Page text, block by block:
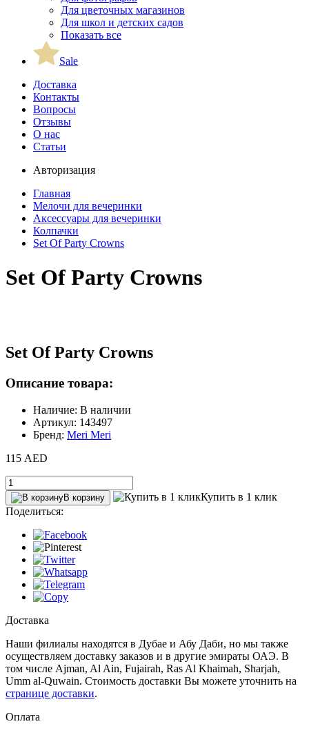
Для цветочных магазинов
Для школ и детских садов
Показать все
Sale
Доставка
Контакты
Вопросы
Отзывы
О нас
Статьи
Авторизация
Главная
Мелочи для вечеринки
Аксессуары для вечеринки
Колпачки
Set Of Party Crowns
Set Of Party Crowns
Set Of Party Crowns
Описание товара:
Наличие: В наличии
Артикул: 143497
Бренд: Meri Meri
115 AED
В корзину
Купить в 1 клик
Поделиться:
Доставка
Наши филиалы находятся в Дубае и Абу Даби, но мы также
осуществляем доставку заказов и в другие эмираты ОАЭ. В
том числе Ajman, Al Ain‎, Fujairah, Ras Al Khaimah, Sharjah,
Umm al-Quwain. Стоимость доставки Вы можете уточнить на
странице доставки.
Оплата